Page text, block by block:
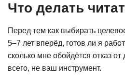
Что делать
Перед тем как выбирать
5–7 лет вперёд, готов ли я
сколько мне обойдётся отказ
всего, не ваш инструмент.